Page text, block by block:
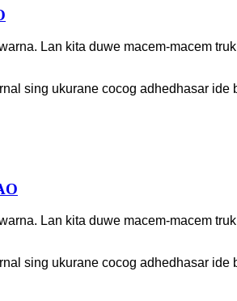
Lan kita duwe macem-macem
sing ukurane cocog adhedhasar
Lan kita duwe macem-macem
sing ukurane cocog adhedhasar